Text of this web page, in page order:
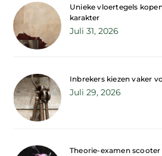
Unieke vloertegels
karakter
Juli 31, 2026
Inbrekers kiezen vaker
Juli 29, 2026
Theorie-examen scooter